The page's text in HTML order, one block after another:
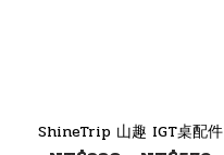
ShineTrip 山趣 IGT桌配件